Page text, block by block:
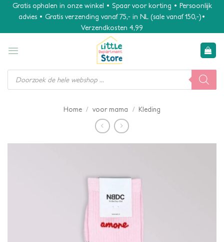
Gratis ophalen in onze winkel • Spaar voor korting • Persoonlijk
advies • Gratis verzending vanaf 75,- in NL (sale vanaf 150,-)•
Verzendkosten 4,99
Producten
zoeken
Home / voor mama / Kleding